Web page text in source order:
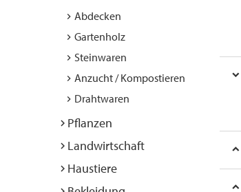
Abdecken
Gartenholz
Steinwaren
Anzucht / Kompostieren
Drahtwaren
Pflanzen
Landwirtschaft
Haustiere